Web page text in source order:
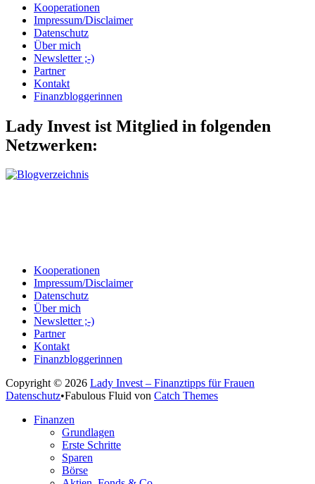
Kooperationen
Impressum/Disclaimer
Datenschutz
Über mich
Newsletter ;-)
Partner
Kontakt
Finanzbloggerinnen
Lady Invest ist Mitglied in folgenden
Netzwerken:
Kooperationen
Impressum/Disclaimer
Datenschutz
Über mich
Newsletter ;-)
Partner
Kontakt
Finanzbloggerinnen
Copyright © 2026 Lady Invest – Finanztipps für Frauen
Datenschutz•Fabulous Fluid von Catch Themes
oben
Finanzen
Grundlagen
Erste Schritte
Sparen
Börse